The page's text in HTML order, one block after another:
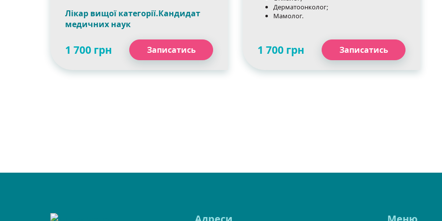
Лікар вищої категорії.Кандидат
медичних наук
1 700 грн Записатись
Дерматоонколог;
Мамолог.
1 700 грн Записатись